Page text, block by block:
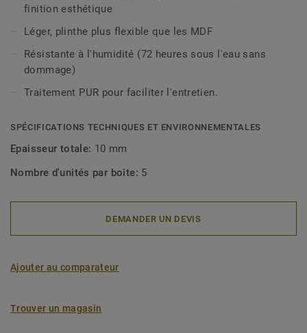
finition esthétique
Léger, plinthe plus flexible que les MDF
Résistante à l'humidité (72 heures sous l'eau sans
dommage)
Traitement PUR pour faciliter l'entretien.
SPÉCIFICATIONS TECHNIQUES ET ENVIRONNEMENTALES
Epaisseur totale: 10 mm
Nombre d'unités par boite: 5
DEMANDER UN DEVIS
Ajouter au comparateur
Trouver un magasin